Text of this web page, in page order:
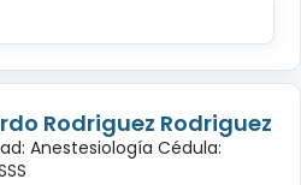
Rodriguez Rodriguez
Anestesiología Cédula: